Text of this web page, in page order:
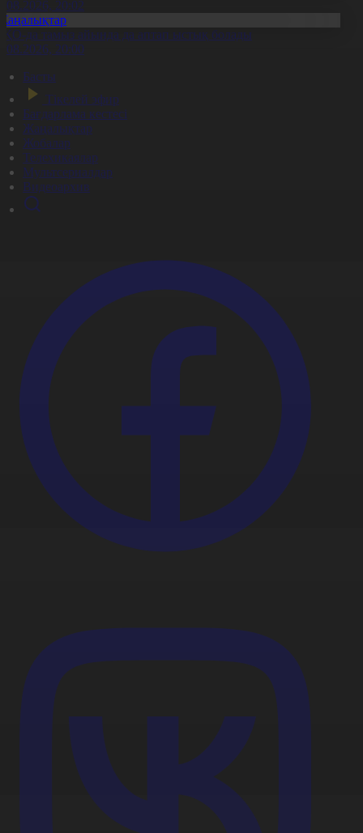
20:02
да тамыз айында да аптап ыстық болады
20:00
Басты
Тікелей эфир
Бағдарлама кестесі
Жаңалықтар
Жобалар
Телехикаялар
Мультсериалдар
Видеоархив